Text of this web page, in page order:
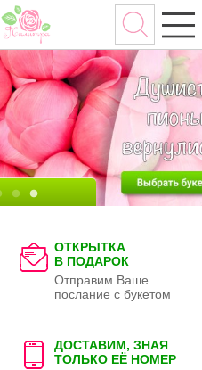
ОТКРЫТКА
В ПОДАРОК
Отправим Ваше
послание с букетом
ДОСТАВИМ, ЗНАЯ
ТОЛЬКО ЕЁ НОМЕР